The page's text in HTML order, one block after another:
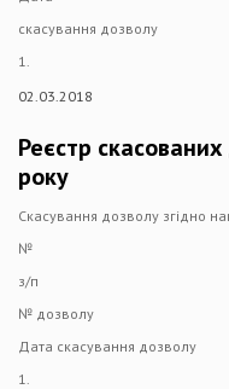
скасування дозволу
1.
02.03.2018
Реєстр скасованих
року
Скасування дозволу згідно
№
з/п
№ дозволу
Дата скасування дозволу
1.